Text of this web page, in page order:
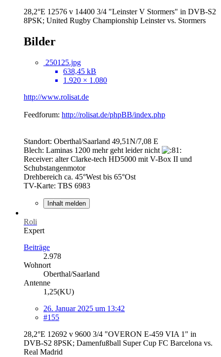
28,2°E 12576 v 14400 3/4 "Leinster V Stormers" in DVB-S2
8PSK; United Rugby Championship Leinster vs. Stormers
Bilder
250125.jpg
638,45 kB
1.920 × 1.080
http://www.rolisat.de
Feedforum: http://rolisat.de/phpBB/index.php
Standort: Oberthal/Saarland 49,51N/7,08 E
Blech: Laminas 1200 mehr geht leider nicht
Receiver: alter Clarke-tech HD5000 mit V-Box II und
Schubstangenmotor
Drehbereich ca. 45°West bis 65°Ost
TV-Karte: TBS 6983
Inhalt melden
Roli
Expert
Beiträge
2.978
Wohnort
Oberthal/Saarland
Antenne
1,25(KU)
26. Januar 2025 um 13:42
#155
28,2°E 12692 v 9600 3/4 "OVERON E-459 VIA 1" in
DVB-S2 8PSK; Damenfußball Super Cup FC Barcelona vs.
Real Madrid